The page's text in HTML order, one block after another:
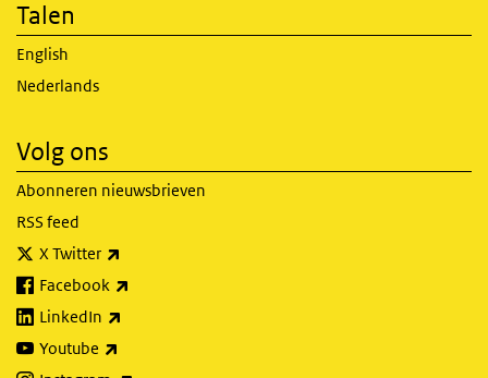
Talen
English
Nederlands
Volg ons
Abonneren nieuwsbrieven
RSS feed
X Twitter
Facebook
LinkedIn
Youtube